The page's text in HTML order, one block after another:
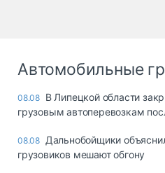
Автомобильные
08.08 В Липецкой области
грузовым автоперевозкам
08.08 Дальнобойщики
грузовиков мешают обгону